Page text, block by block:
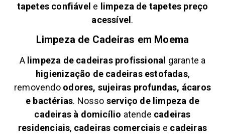
tapetes confiável e limpeza de tapetes preço
acessível .
Limpeza de Cadeiras em Moema
A limpeza de cadeiras profissional garante a
higienização de cadeiras estofadas,
removendoodores, sujeiras profundas, ácaros
e bactérias. Nosso serviço de limpeza de
cadeiras à domicílio atende cadeiras
residenciais, cadeiras comerciais e cadeiras